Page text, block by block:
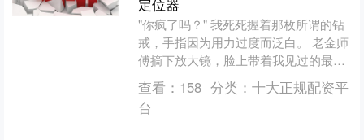
定位器
"你疯了吗？" 我死死握着那枚所谓的钻
戒，手指因为用力过度而泛白。 老金师
傅摘下放大镜，脸上带着我见过的最复
杂的表情。 "姑娘，你男朋友到底是做
什么的？" 他指....
查看： 158 分类： 十大正规配资平
台